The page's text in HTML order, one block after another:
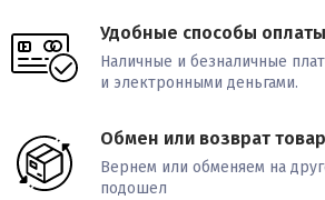
Удобные способы оплаты
Наличные и безналичные
и электронными деньгами.
Обмен или возврат
Вернем или обменяем на
подошел